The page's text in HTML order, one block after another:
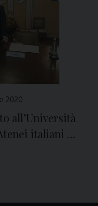
2020
all’Università
italiani “a